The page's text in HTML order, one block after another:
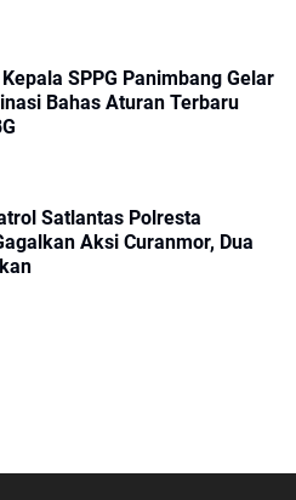
SPPG Panimbang Gelar
Bahas Aturan Terbaru
Satlantas Polresta
Aksi Curanmor, Dua